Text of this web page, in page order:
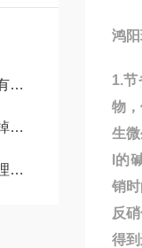
鸿阳
1.
物
生
l的
销
反
得